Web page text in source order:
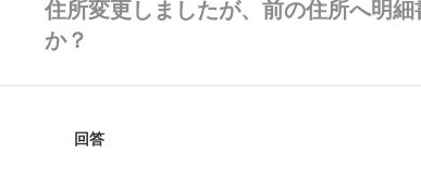
住所変更しましたが、前の住所へ明
か？
回答